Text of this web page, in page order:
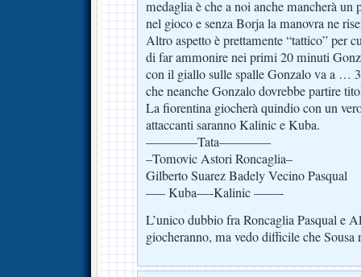
medaglia è che a noi anche mancherà
nel gioco e senza Borja la manovra ne
Altro aspetto è prettamente “tattico” per
di far ammonire nei primi 20 minuti
con il giallo sulle spalle Gonzalo va a …
che neanche Gonzalo dovrebbe partire
La fiorentina giocherà quindio con un
attaccanti saranno Kalinic e Kuba.
————Tata————
–Tomovic Astori Roncaglia–
Gilberto Suarez Badely Vecino Pasqual
—– Kuba—-Kalinic ——-
L’unico dubbio fra Roncaglia Pasqual e
giocheranno, ma vedo difficile che Sousa